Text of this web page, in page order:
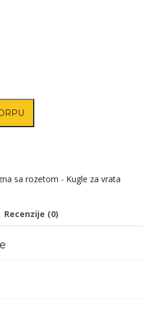
sa rozetom - Kugle za vrata
Recenzije (0)